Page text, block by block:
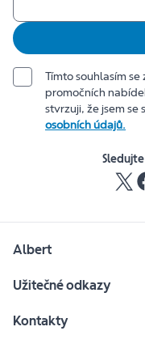
Tímto souhlasím
promočních
stvrzuji, že jsem se
osobních údajů.
Albert
Užitečné odkazy
Kontakty